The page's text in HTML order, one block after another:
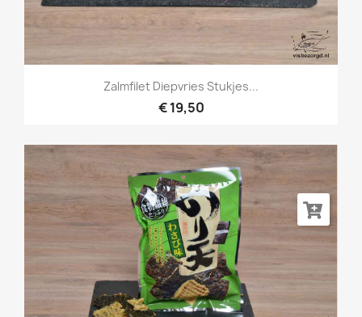
Zalmfilet Diepvries Stukjes...
€ 19,50